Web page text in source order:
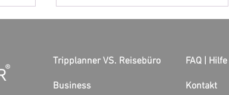
Tripplanner VS. Reisebüro
Business
FAQ | Hilfe
Kontakt